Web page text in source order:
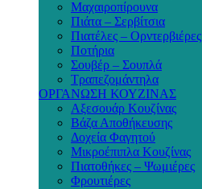
Μαχαιροπίρουνα
Πιάτα – Σερβίτσια
Πιατέλες – Ορντερβιέρες
Ποτήρια
Σουβέρ – Σουπλά
Τραπεζομάντηλα
ΟΡΓΑΝΩΣΗ ΚΟΥΖΙΝΑΣ
Αξεσουάρ Κουζίνας
Βάζα Αποθήκευσης
Δοχεία Φαγητού
Μικροέπιπλα Κουζίνας
Πιατοθήκες – Ψωμιέρες
Φρουτιέρες